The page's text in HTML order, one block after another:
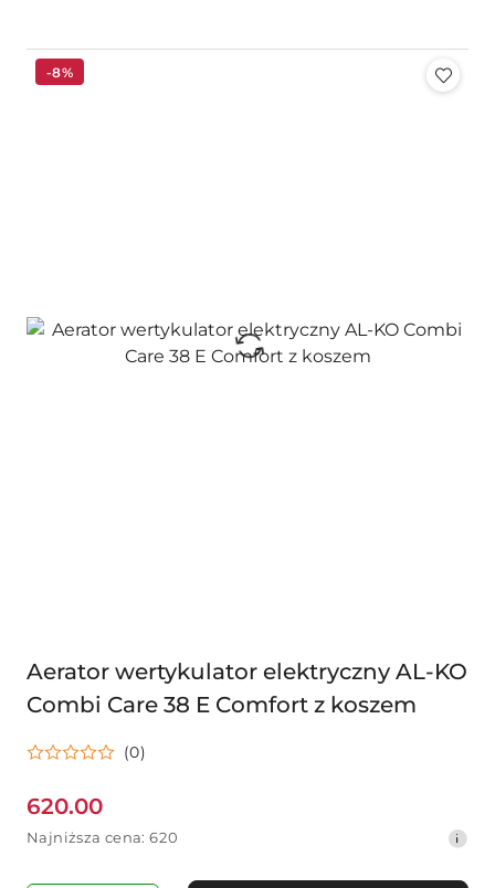
przed
obniżką
-8%
Aerator wertykulator elektryczny AL-KO
Combi Care 38 E Comfort z koszem
(0)
Cena
promocyjna:
620.00
Najniższa
Najniższa cena: 620